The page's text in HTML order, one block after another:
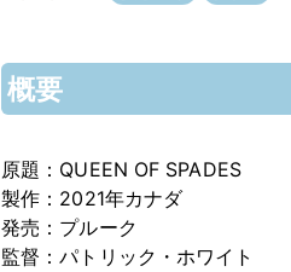
概要
原題：QUEEN OF SPADES
製作：2021年カナダ
発売：プルーク
監督：パトリック・ホワイト